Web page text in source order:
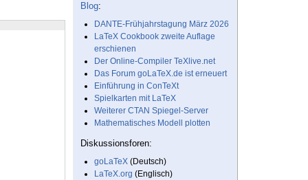
Blog:
DANTE-Frühjahrstagung März 2026
LaTeX Cookbook zweite Auflage
erschienen
Der Online-Compiler TeXlive.net
Das Forum goLaTeX.de ist erneuert
Einführung in ConTeXt
Spielkarten mit LaTeX
Weiterer CTAN Spiegel-Server
Mathematisches Modell plotten
Diskussionsforen:
goLaTeX (Deutsch)
LaTeX.org (Englisch)